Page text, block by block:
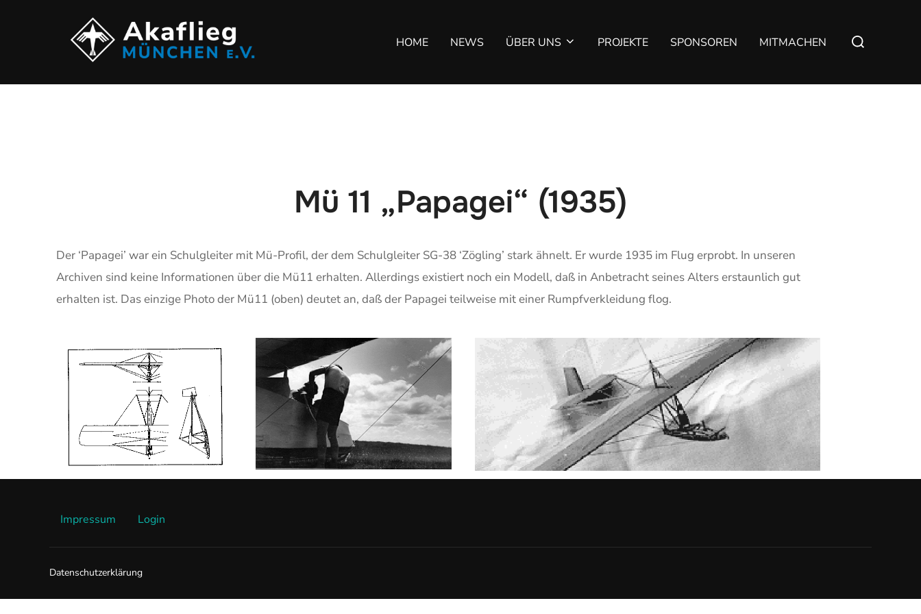
HOME NEWS ÜBER UNS PROJEKTE SPONSOREN MITMACHEN
Mü 11 „Papagei“ (1935)
Der ‘Papagei’ war ein Schulgleiter mit Mü-Profil, der dem Schulgleiter SG-38 ‘Zögling’ stark ähnelt. Er wurde 1935 im Flug erprobt. In unseren
Archiven sind keine Informationen über die Mü11 erhalten. Allerdings existiert noch ein Modell, daß in Anbetracht seines Alters erstaunlich gut
erhalten ist. Das einzige Photo der Mü11 (oben) deutet an, daß der Papagei teilweise mit einer Rumpfverkleidung flog.
Impressum Login
Datenschutzerklärung